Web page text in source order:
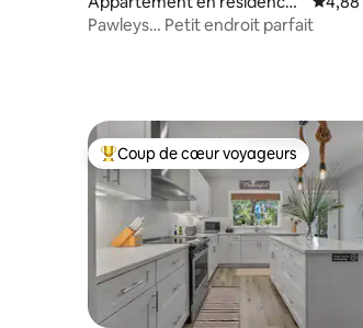
Pawleys Island
Pawleys… Petit endroit parfait
Coups de cœur voyageurs les plus
Coup de cœur voyageurs